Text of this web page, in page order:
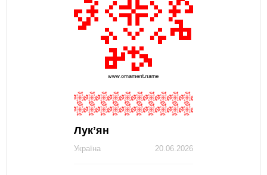
Лукʼян
20.06.2026
Україна